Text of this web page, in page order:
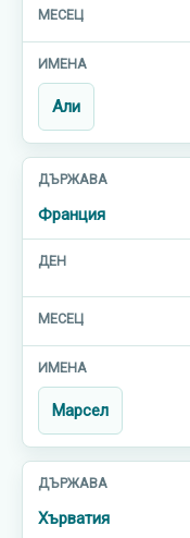
Али
Франция
Марсел
Хърватия